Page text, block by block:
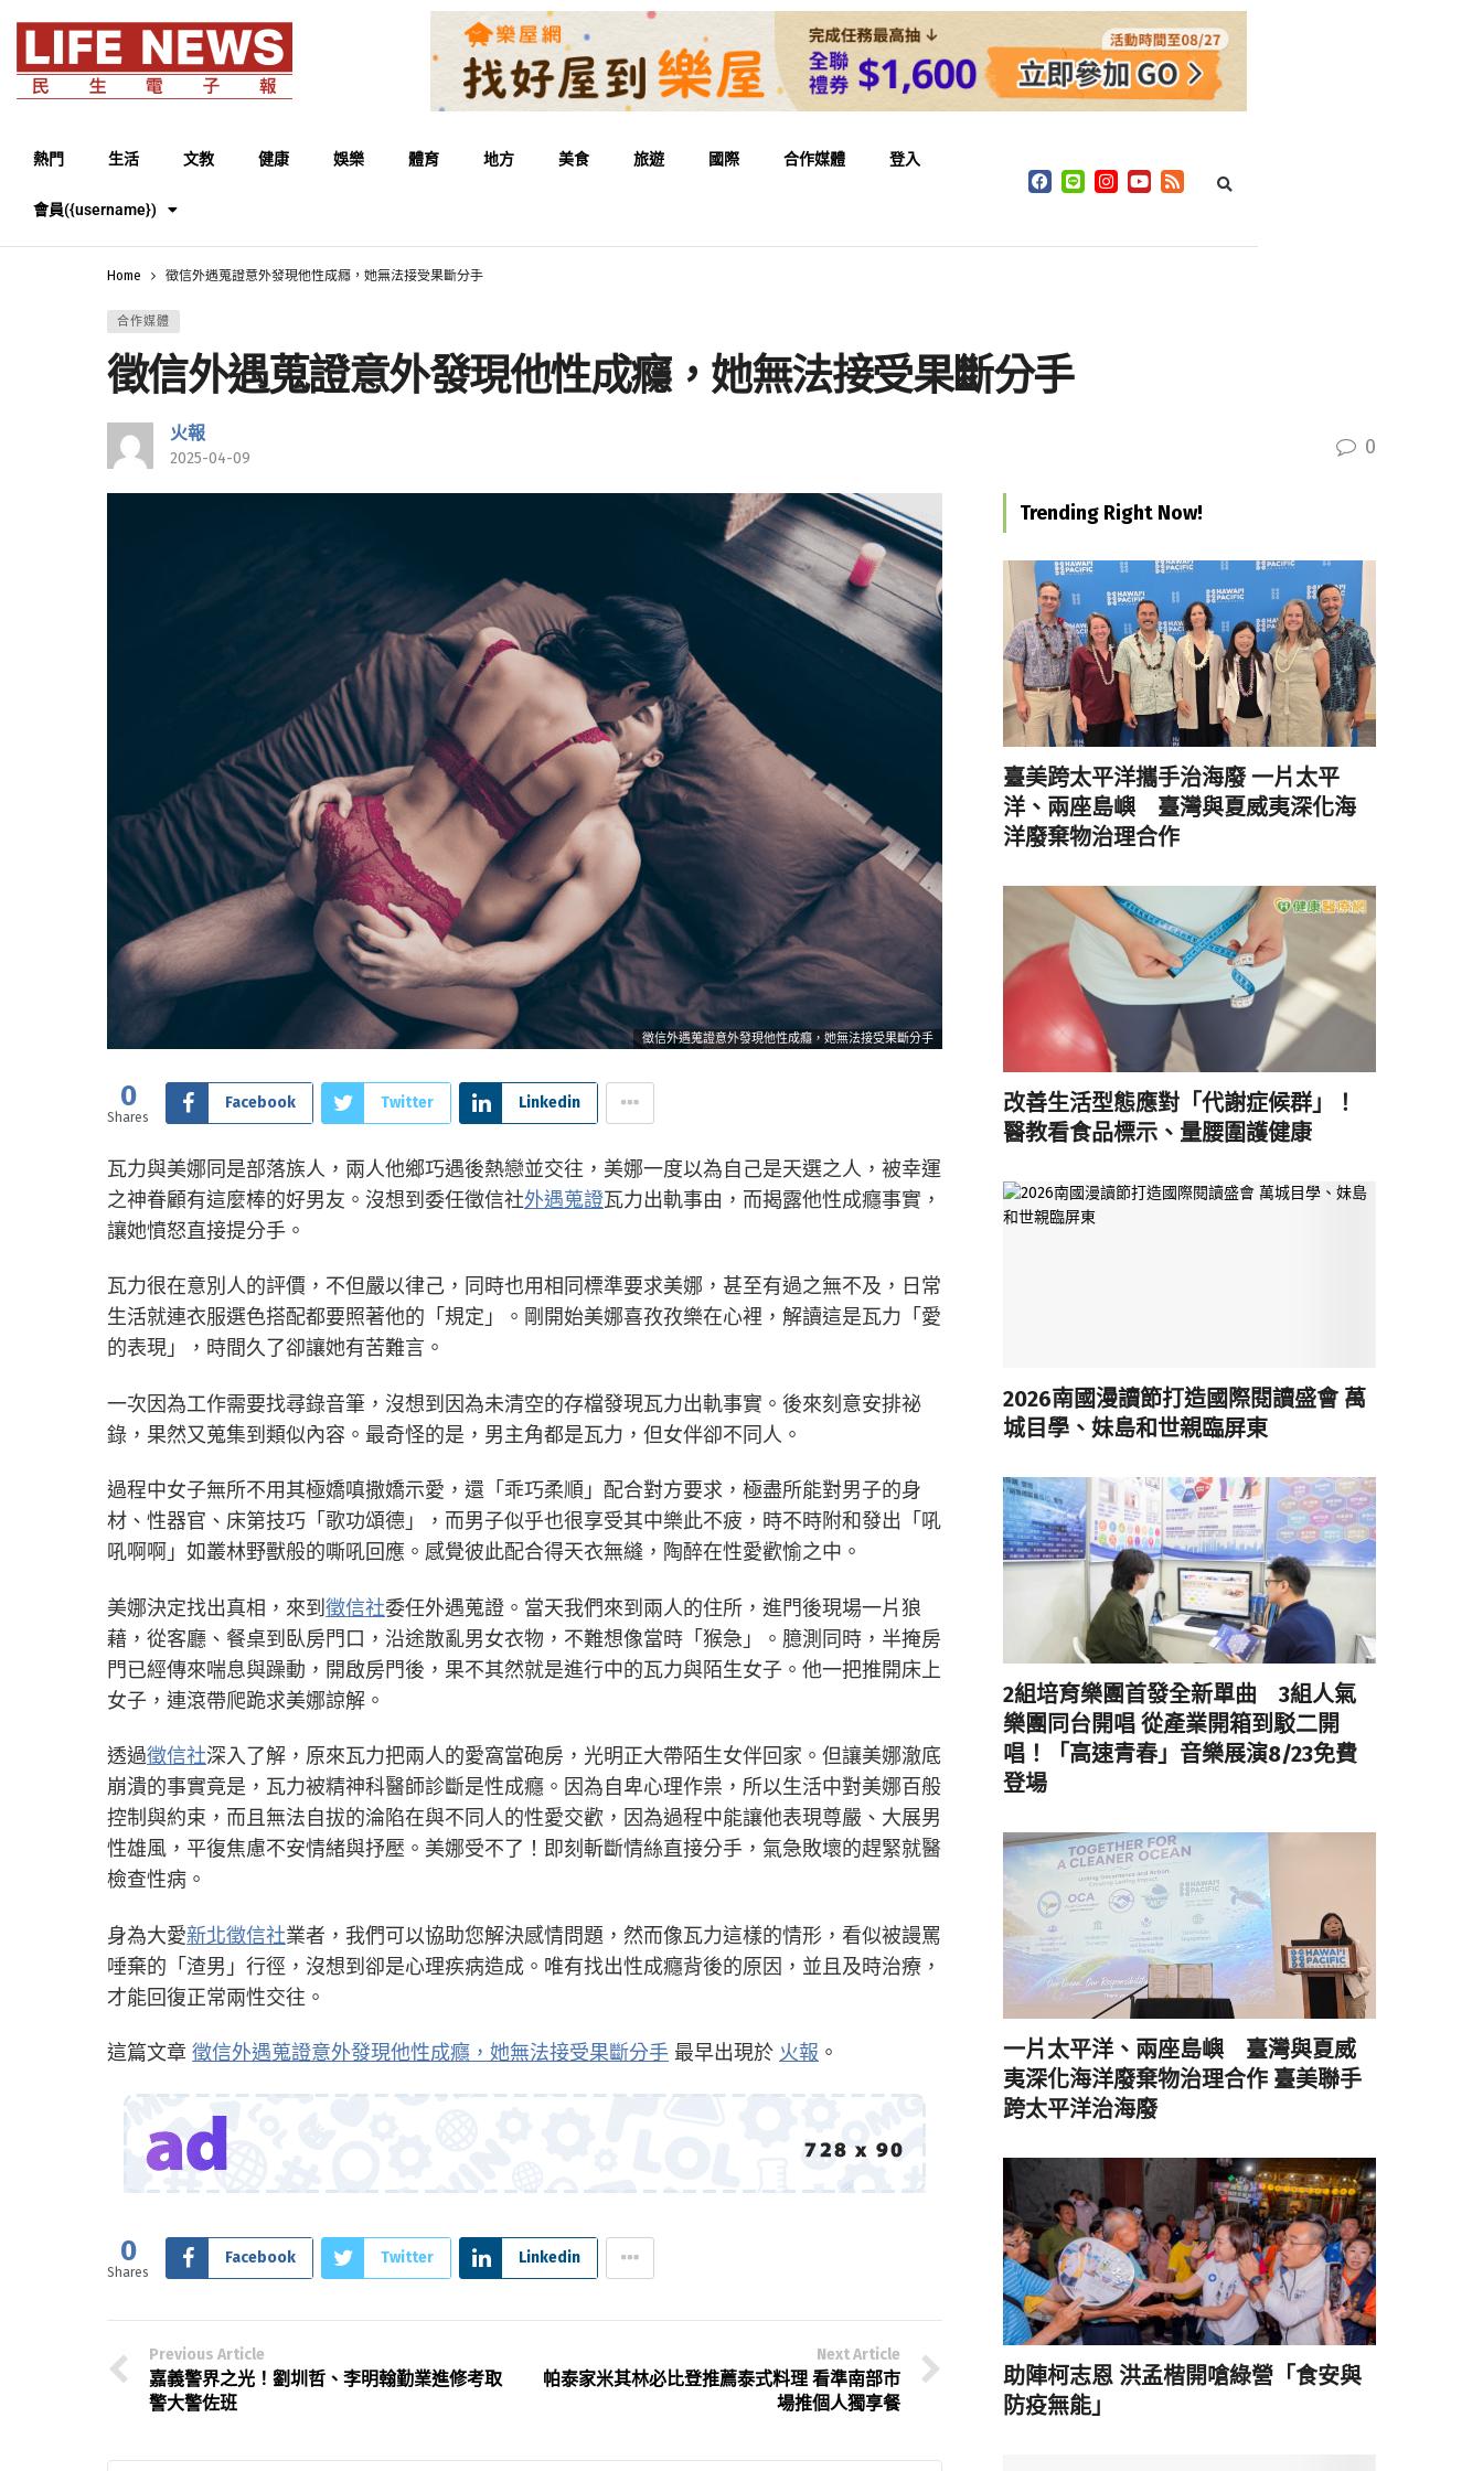
熱門 生活 文教 健康 娛樂 體育 地方 美食 旅遊 國際 合作媒體 登入
會員({username})
Home 徵信外遇蒐證意外發現他性成癮，她無法接受果斷分手
合作媒體
徵信外遇蒐證意外發現他性成癮，她無法接受果斷分手
火報
2025-04-09 0
徵信外遇蒐證意外發現他性成癮，她無法接受果斷分手
0
Shares
Facebook Twitter Linkedin
瓦力與美娜同是部落族人，兩人他鄉巧遇後熱戀並交往，美娜一度以為自己是天選之人，被幸運
之神眷顧有這麼棒的好男友。沒想到委任徵信社外遇蒐證瓦力出軌事由，而揭露他性成癮事實，
讓她憤怒直接提分手。
瓦力很在意別人的評價，不但嚴以律己，同時也用相同標準要求美娜，甚至有過之無不及，日常
生活就連衣服選色搭配都要照著他的「規定」。剛開始美娜喜孜孜樂在心裡，解讀這是瓦力「愛
的表現」，時間久了卻讓她有苦難言。
一次因為工作需要找尋錄音筆，沒想到因為未清空的存檔發現瓦力出軌事實。後來刻意安排祕
錄，果然又蒐集到類似內容。最奇怪的是，男主角都是瓦力，但女伴卻不同人。
過程中女子無所不用其極嬌嗔撒嬌示愛，還「乖巧柔順」配合對方要求，極盡所能對男子的身
材、性器官、床第技巧「歌功頌德」，而男子似乎也很享受其中樂此不疲，時不時附和發出「吼
吼啊啊」如叢林野獸般的嘶吼回應。感覺彼此配合得天衣無縫，陶醉在性愛歡愉之中。
美娜決定找出真相，來到 徵信社委任外遇蒐證。當天我們來到兩人的住所，進門後現場一片狼
藉，從客廳、餐桌到臥房門口，沿途散亂男女衣物，不難想像當時「猴急」。臆測同時，半掩房
門已經傳來喘息與躁動，開啟房門後，果不其然就是進行中的瓦力與陌生女子。他一把推開床上
女子，連滾帶爬跪求美娜諒解。
透過徵信社深入了解，原來瓦力把兩人的愛窩當砲房，光明正大帶陌生女伴回家。但讓美娜澈底
崩潰的事實竟是，瓦力被精神科醫師診斷是性成癮。因為自卑心理作祟，所以生活中對美娜百般
控制與約束，而且無法自拔的淪陷在與不同人的性愛交歡，因為過程中能讓他表現尊嚴、大展男
性雄風，平復焦慮不安情緒與抒壓。美娜受不了！即刻斬斷情絲直接分手，氣急敗壞的趕緊就醫
檢查性病。
身為大愛新北徵信社業者，我們可以協助您解決感情問題，然而像瓦力這樣的情形，看似被謾罵
唾棄的「渣男」行徑，沒想到卻是心理疾病造成。唯有找出性成癮背後的原因，並且及時治療，
才能回復正常兩性交往。
這篇文章 徵信外遇蒐證意外發現他性成癮，她無法接受果斷分手 最早出現於 火報 。
0
Shares
Facebook Twitter Linkedin
Previous Article
嘉義警界之光！劉圳哲、李明翰勤業進修考取
警大警佐班
Next Article
帕泰家米其林必比登推薦泰式料理 看準南部市
場推個人獨享餐
Trending Right Now!
臺美跨太平洋攜手治海廢 一片太平
洋、兩座島嶼 臺灣與夏威夷深化海
洋廢棄物治理合作
改善生活型態應對「代謝症候群」！
醫教看食品標示、量腰圍護健康
2026南國漫讀節打造國際閱讀盛會 萬
城目學、妹島和世親臨屏東
2組培育樂團首發全新單曲 3組人氣
樂團同台開唱 從產業開箱到駁二開
唱！「高速青春」音樂展演8/23免費
登場
一片太平洋、兩座島嶼 臺灣與夏威
夷深化海洋廢棄物治理合作 臺美聯手
跨太平洋治海廢
助陣柯志恩 洪孟楷開嗆綠營「食安與
防疫無能」